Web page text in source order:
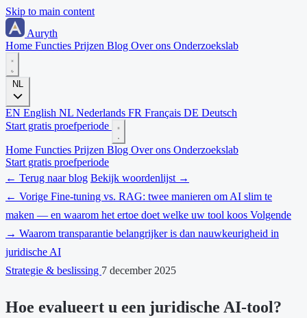
Skip to main content
Auryth
Home Functies Prijzen Blog Over ons Onderzoekslab
NL
EN English NL Nederlands FR Français DE Deutsch
Start gratis proefperiode
Home Functies Prijzen Blog Over ons Onderzoekslab
Start gratis proefperiode
← Terug naar blog Bekijk woordenlijst →
← Vorige Fine-tuning vs. RAG: twee manieren om AI slim te
maken — en waarom het ertoe doet welke uw tool koos Volgende
→ Waarom transparantie belangrijker is dan nauwkeurigheid in
juridische AI
Strategie & beslissing 7 december 2025
Hoe evalueert u een juridische AI-tool?